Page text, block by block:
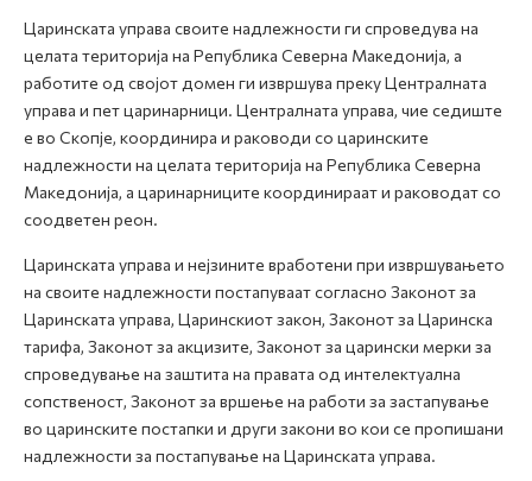
Царинската управа своите надлежности ги спроведува на
целата територија на Република Северна Македонија, а
работите од својот домен ги извршува преку Централната
управа и пет царинарници. Централната управа, чие седиште
е во Скопје, координира и раководи со царинските
надлежности на целата територија на Република Северна
Македонија, а царинарниците координираат и раководат со
соодветен реон.
Царинската управа и нејзините вработени при извршувањето
на своите надлежности постапуваат согласно Законот за
Царинската управа, Царинскиот закон, Законот за Царинска
тарифа, Законот за акцизите, Законот за царински мерки за
спроведување на заштита на правата од интелектуална
сопственост, Законот за вршење на работи за застапување
во царинските постапки и други закони во кои се пропишани
надлежности за постапување на Царинската управа.